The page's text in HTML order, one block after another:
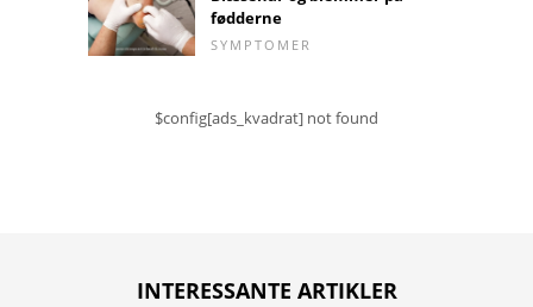
fødderne
SYMPTOMER
$config[ads_kvadrat] not found
INTERESSANTE ARTIKLER